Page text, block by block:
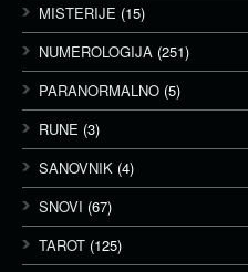
MISTERIJE (15)
NUMEROLOGIJA (251)
PARANORMALNO (5)
RUNE (3)
SANOVNIK (4)
SNOVI (67)
TAROT (125)